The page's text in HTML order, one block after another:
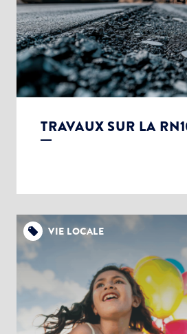
TRAVAUX SUR LA
VIE LOCALE